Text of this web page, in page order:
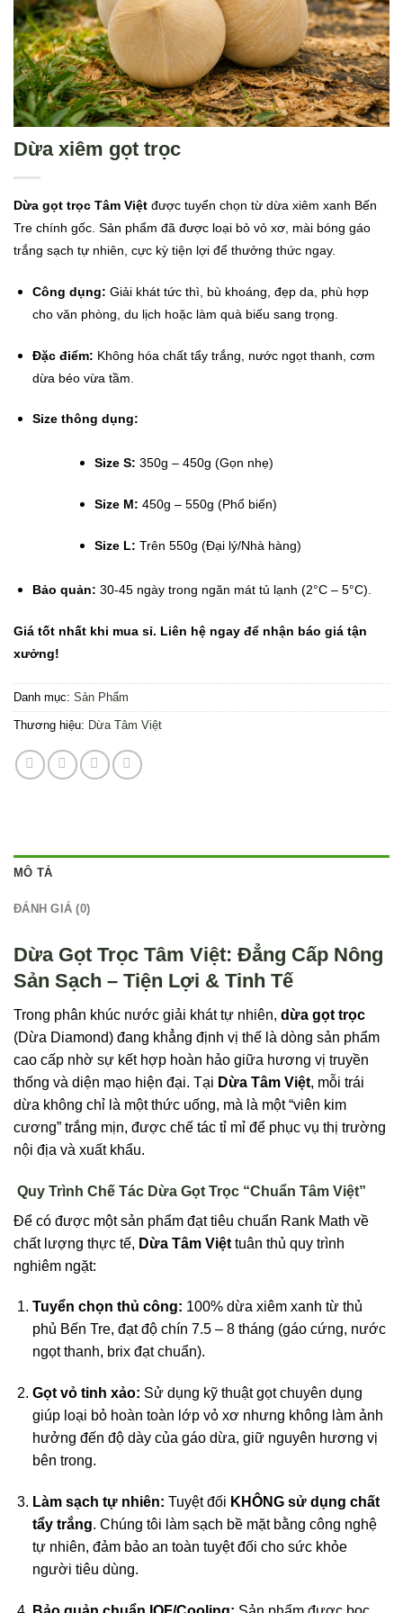
Dừa xiêm gọt trọc
Dừa gọt trọc Tâm Việt được tuyển chọn từ dừa xiêm xanh Bến
Tre chính gốc. Sản phẩm đã được loại bỏ vỏ xơ, mài bóng gáo
trắng sạch tự nhiên, cực kỳ tiện lợi để thưởng thức ngay.
Công dụng: Giải khát tức thì, bù khoáng, đẹp da, phù hợp
cho văn phòng, du lịch hoặc làm quà biếu sang trọng.
Đặc điểm: Không hóa chất tẩy trắng, nước ngọt thanh, cơm
dừa béo vừa tầm.
Size thông dụng:
Size S: 350g – 450g (Gọn nhẹ)
Size M: 450g – 550g (Phổ biến)
Size L: Trên 550g (Đại lý/Nhà hàng)
Bảo quản: 30-45 ngày trong ngăn mát tủ lạnh (2°C – 5°C).
Giá tốt nhất khi mua sỉ. Liên hệ ngay để nhận báo giá tận
xưởng!
Danh mục: Sản Phẩm
Thương hiệu: Dừa Tâm Việt
MÔ TẢ
ĐÁNH GIÁ (0)
Dừa Gọt Trọc Tâm Việt: Đẳng Cấp Nông
Sản Sạch – Tiện Lợi & Tinh Tế
Trong phân khúc nước giải khát tự nhiên, dừa gọt trọc
(Dừa Diamond) đang khẳng định vị thế là dòng sản phẩm
cao cấp nhờ sự kết hợp hoàn hảo giữa hương vị truyền
thống và diện mạo hiện đại. Tại Dừa Tâm Việt, mỗi trái
dừa không chỉ là một thức uống, mà là một “viên kim
cương” trắng mịn, được chế tác tỉ mỉ để phục vụ thị trường
nội địa và xuất khẩu.
Quy Trình Chế Tác Dừa Gọt Trọc “Chuẩn Tâm Việt”
Để có được một sản phẩm đạt tiêu chuẩn Rank Math về
chất lượng thực tế, Dừa Tâm Việt tuân thủ quy trình
nghiêm ngặt:
Tuyển chọn thủ công: 100% dừa xiêm xanh từ thủ
phủ Bến Tre, đạt độ chín 7.5 – 8 tháng (gáo cứng, nước
ngọt thanh, brix đạt chuẩn).
Gọt vỏ tinh xảo: Sử dụng kỹ thuật gọt chuyên dụng
giúp loại bỏ hoàn toàn lớp vỏ xơ nhưng không làm ảnh
hưởng đến độ dày của gáo dừa, giữ nguyên hương vị
bên trong.
Làm sạch tự nhiên: Tuyệt đối KHÔNG sử dụng chất
tẩy trắng. Chúng tôi làm sạch bề mặt bằng công nghệ
tự nhiên, đảm bảo an toàn tuyệt đối cho sức khỏe
người tiêu dùng.